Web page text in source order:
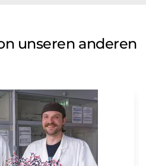
unseren anderen